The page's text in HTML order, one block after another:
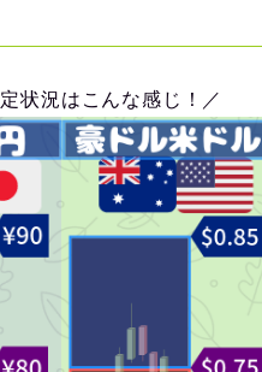
状況はこんな感じ！／